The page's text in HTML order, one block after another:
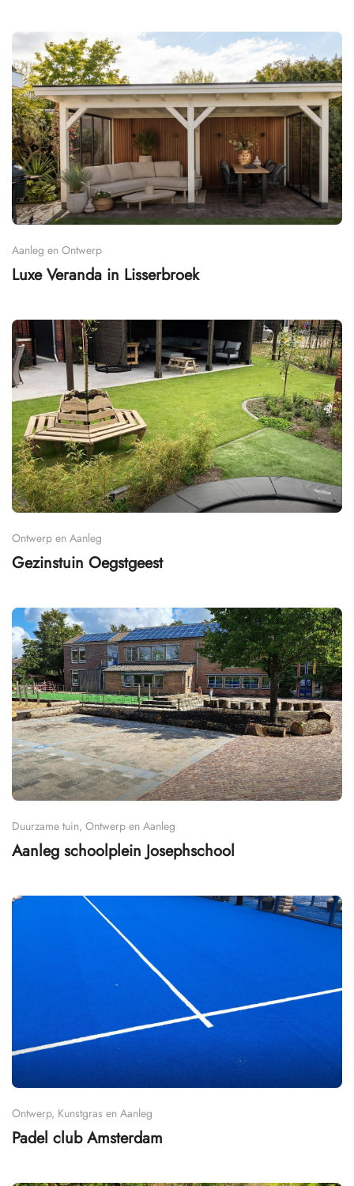
Aanleg en Ontwerp
Luxe Veranda in Lisserbroek
Ontwerp en Aanleg
Gezinstuin Oegstgeest
Duurzame tuin, Ontwerp en Aanleg
Aanleg schoolplein Josephschool
Ontwerp, Kunstgras en Aanleg
Padel club Amsterdam